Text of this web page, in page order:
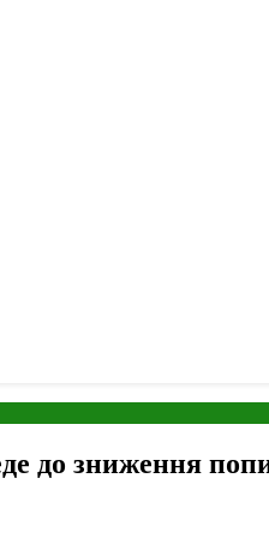
до зниження